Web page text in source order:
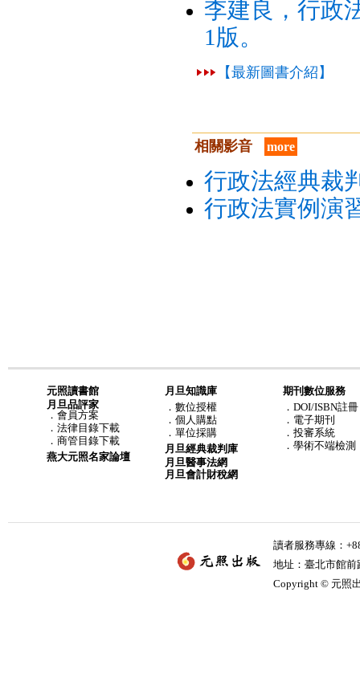
李建良，行政
1版。
【最新圖書介紹】
相關影音 more
行政法經典裁
行政法實例演
元照讀書館
月旦品評家
． 會員方案
． 法律目錄下載
． 商管目錄下載
燕大元照名家論壇
月旦知識庫
． 數位授權
． 個人購點
． 單位採購
月旦經典裁判庫
月旦醫事法網
月旦會計財稅網
期刊數位服務
．DOI/ISBN註冊
．電子期刊
．投審系統
．學術不端檢測
讀者服務專線：
地址：臺北市館
Copyright © 元照